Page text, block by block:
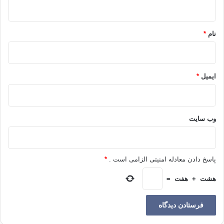
او قرضاوی است، کسی که در راه دین و وطنش قربانی ها داده
است، در عنفوان جوانیش در زمان ملک فاروق در زندان (طور)
زندانی بوده و مورد اذیت و شکنجه قرار گرفت؛ سپس در زمان
پولیس بین المللی انترپول همراه نام های مجرمین بین المللی قرار
گرفت. انترپول کجاست؟ چرا در مورد کسانی تصمیم نمی گیرد که
هتک حرمت قرار داده و اتهامات دروغین به آنها نسبت داده اند؛
کسانی که الله متعال در انظار مردم رسوای شان نمود.
دکتر یوسف قرضاوی
نام *
ایمیل *
وب‌ سایت
پاسخ دادن معادله امنیتی الزامی است . *
هشت + هفت =